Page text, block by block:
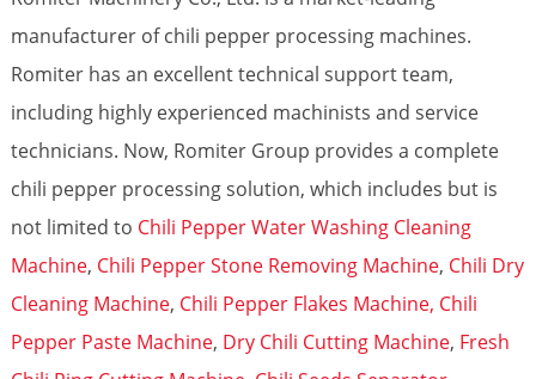
manufacturer of chili pepper processing machines.
Romiter has an excellent technical support team,
including highly experienced machinists and service
technicians. Now, Romiter Group provides a complete
chili pepper processing solution, which includes but is
not limited to Chili Pepper Water Washing Cleaning
Machine, Chili Pepper Stone Removing Machine, Chili Dry
Cleaning Machine, Chili Pepper Flakes Machine, Chili
Pepper Paste Machine, Dry Chili Cutting Machine, Fresh